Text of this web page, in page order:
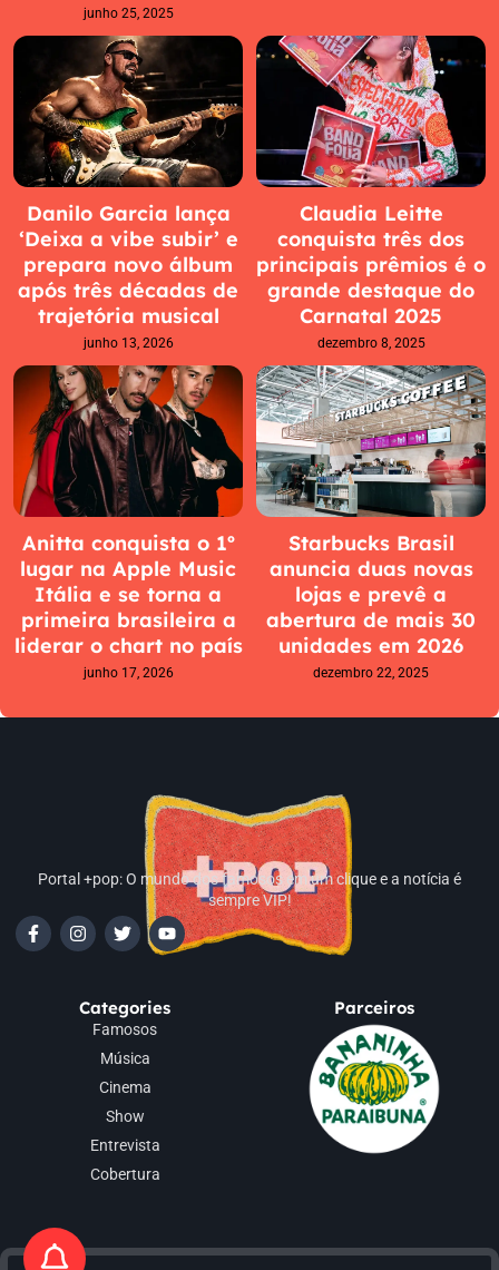
junho 25, 2025
Danilo Garcia lança
‘Deixa a vibe subir’ e
prepara novo álbum
após três décadas de
trajetória musical
junho 13, 2026
Claudia Leitte
conquista três dos
principais prêmios é o
grande destaque do
Carnatal 2025
dezembro 8, 2025
Anitta conquista o 1º
lugar na Apple Music
Itália e se torna a
primeira brasileira a
liderar o chart no país
junho 17, 2026
Starbucks Brasil
anuncia duas novas
lojas e prevê a
abertura de mais 30
unidades em 2026
dezembro 22, 2025
Portal +pop: O mundo dos famosos em um clique e a notícia é
sempre VIP!
Categories
Famosos
Música
Cinema
Show
Entrevista
Cobertura
Parceiros